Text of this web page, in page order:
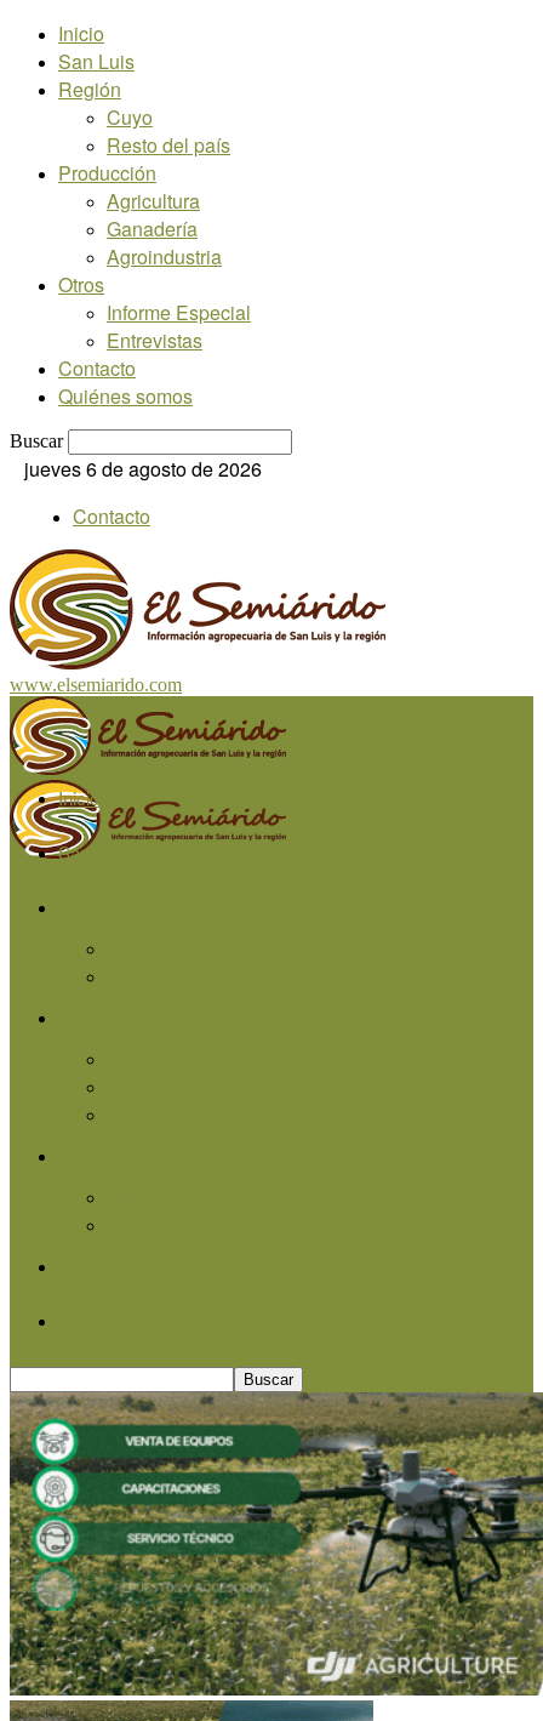
Inicio
San Luis
Región
Cuyo
Resto del país
Producción
Agricultura
Ganadería
Agroindustria
Otros
Informe Especial
Entrevistas
Contacto
Quiénes somos
Buscar
jueves 6 de agosto de 2026
Contacto
www.elsemiarido.com
Inicio
San Luis